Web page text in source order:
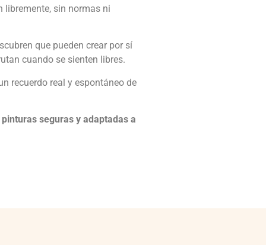
libremente, sin normas ni
que pueden crear por sí
cuando se sienten libres.
recuerdo real y espontáneo de
pinturas seguras y adaptadas a